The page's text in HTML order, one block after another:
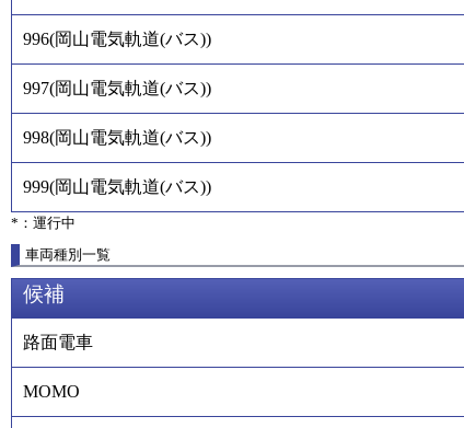
996(岡山電気軌道(バス))
997(岡山電気軌道(バス))
998(岡山電気軌道(バス))
999(岡山電気軌道(バス))
*：運行中
車両種別一覧
候補
路面電車
MOMO